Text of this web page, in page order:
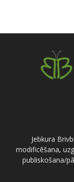
Jebkura
modificēšana,
publiskošana/